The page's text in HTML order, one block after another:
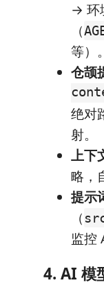
→ 环
（
等）。
仓颉
绝对
射。
上下
略，
提示
（
监控
4. AI 模